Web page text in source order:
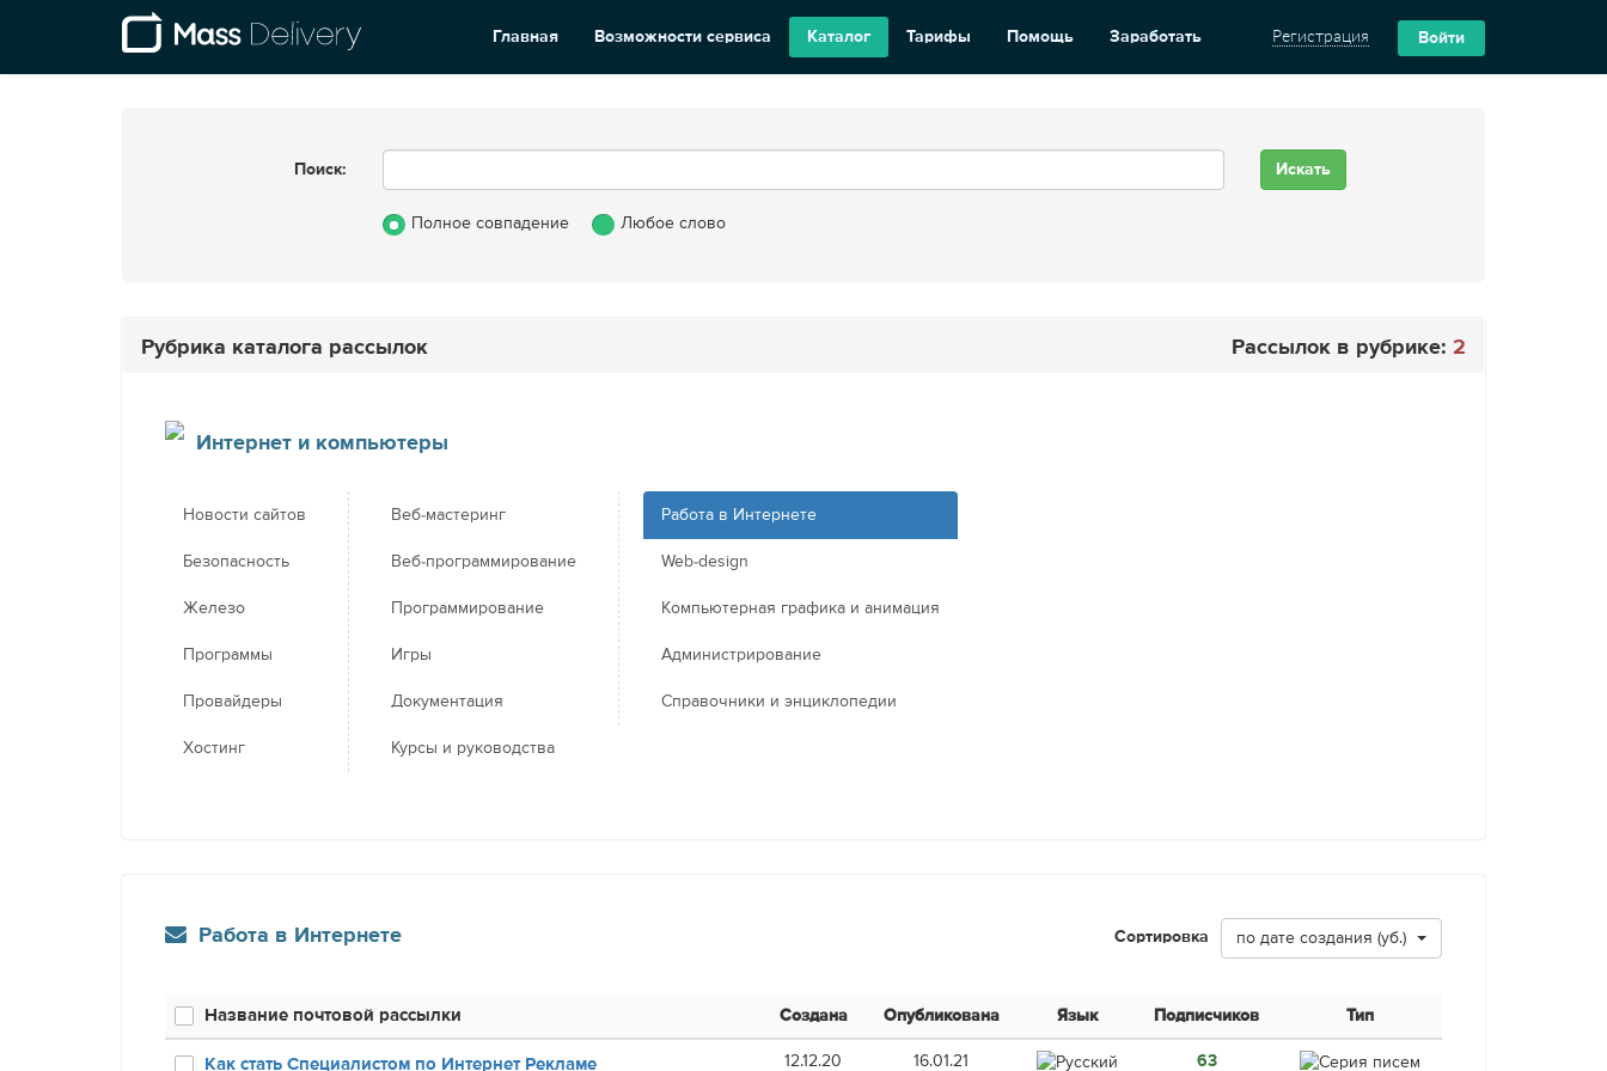
Главная Возможности сервиса Каталог Тарифы Помощь Заработать Регистрация Войти
Поиск:
Полное совпадение Любое слово
Рубрика каталога рассылок Рассылок в рубрике: 2
Интернет и компьютеры
Новости сайтов
Безопасность
Железо
Программы
Провайдеры
Хостинг
Веб-мастеринг
Веб-программирование
Программирование
Игры
Документация
Курсы и руководства
Работа в Интернете
Web-design
Компьютерная графика и анимация
Администрирование
Справочники и энциклопедии
Работа в Интернете Сортировка по дате создания (уб.)
Название почтовой рассылки Создана Опубликована Язык Подписчиков Тип
Как стать Специалистом по Интернет Рекламе 12.12.20 16.01.21 63